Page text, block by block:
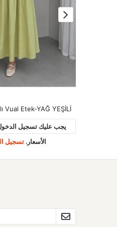
Vual Etek-YAĞ YEŞİLİ
يجب عليك تسجيل
الأسعار. تسجيل